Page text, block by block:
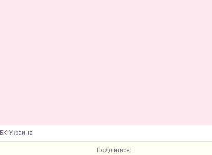
Украина
Поділитися: